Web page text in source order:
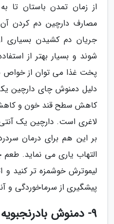
از زمان تمدن باستان تا
مصارف دارچین دم کردن
جریان دم کشیدن بسیاری
شوند و بسیار بهتر از
پخت غذا می توان از خواص
دلیل دمنوش چای دارچین
کاهش سطح قند خون و کاهش
لاغری است. دارچین یک
بر این هم برای درمان
التهاب یاری می نماید.
لیموترش خوشمزه تر کنید
پیشگیری از سرماخوردگی و
9- دمنوش بادرنجبویه